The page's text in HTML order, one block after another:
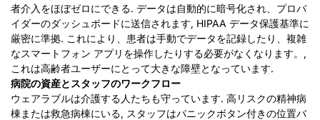
者介入をほぼゼロにできる. データは自動的に暗号化され、プロバ
イダーのダッシュボードに送信されます, HIPAA データ保護基準に
厳密に準拠. これにより、患者は手動でデータを記録したり、複雑
なスマートフォン アプリを操作したりする必要がなくなります。,
これは高齢者ユーザーにとって大きな障壁となっています.
病院の資産とスタッフのワークフロー
ウェアラブルは介護する人たちも守っています. 高リスクの精神病
棟または救急病棟にいる, スタッフはパニックボタン付きの位置バ